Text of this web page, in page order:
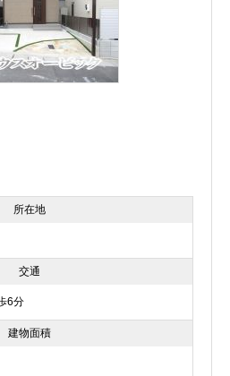
所在地
交通
6分
建物面積